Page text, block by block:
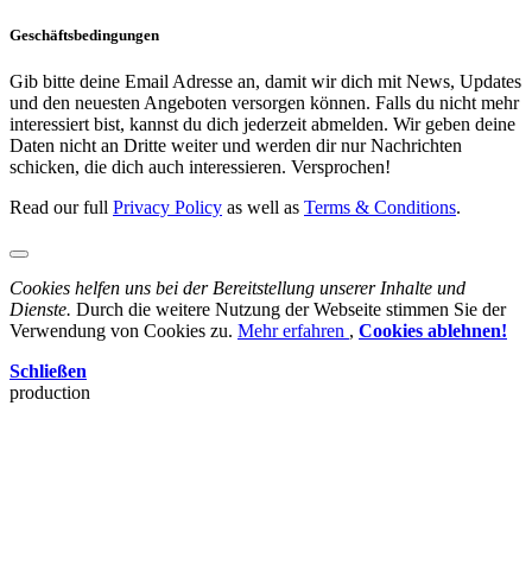
Geschäftsbedingungen
Gib bitte deine Email Adresse an, damit wir dich mit News, Updates
und den neuesten Angeboten versorgen können. Falls du nicht mehr
interessiert bist, kannst du dich jederzeit abmelden. Wir geben deine
Daten nicht an Dritte weiter und werden dir nur Nachrichten
schicken, die dich auch interessieren. Versprochen!
Read our full Privacy Policy as well as Terms & Conditions.
Cookies helfen uns bei der Bereitstellung unserer Inhalte und
Dienste. Durch die weitere Nutzung der Webseite stimmen Sie der
Verwendung von Cookies zu. Mehr erfahren , Cookies ablehnen!
Schließen
production